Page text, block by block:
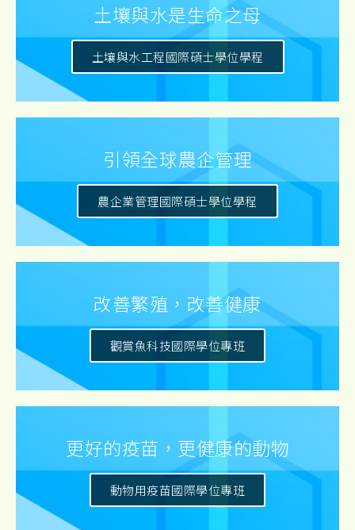
土壤與水是生命之母
土壤與水工程國際碩士學位學程
引領全球農企管理
農企業管理國際碩士學位學程
改善繁殖，改善健康
觀賞魚科技國際學位專班
更好的疫苗，更健康的動物
動物用疫苗國際學位專班